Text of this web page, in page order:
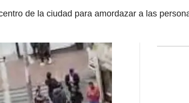
de la ciudad para amordazar a las